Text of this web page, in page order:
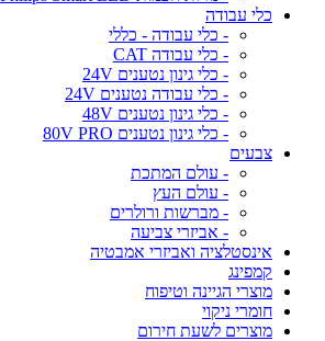
כלי עבודה
- כלי עבודה - כללי
- כלי עבודה CAT
- כלי גינון נטענים 24V
- כלי עבודה נטענים 24V
- כלי גינון נטענים 48V
- כלי גינון נטענים 80V PRO
צבעים
- עולם המתכת
- עולם העץ
- מברשות ורולרים
- אביזרי צביעה
אינסטלציה ואביזרי אמבטיה
קמפינג
מוצרי הגיינה וטיפוח
חומרי ניקוי
מוצרים לשעת חירום